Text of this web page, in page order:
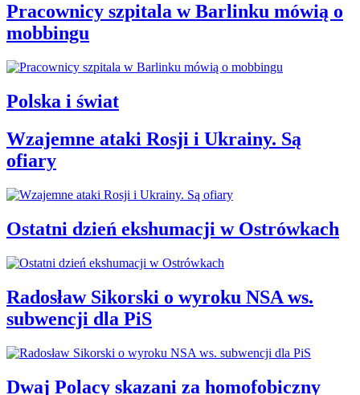
Pracownicy szpitala w Barlinku mówią o
mobbingu
Polska i świat
Wzajemne ataki Rosji i Ukrainy. Są
ofiary
Ostatni dzień ekshumacji w Ostrówkach
Radosław Sikorski o wyroku NSA ws.
subwencji dla PiS
Dwaj Polacy skazani za homofobiczny